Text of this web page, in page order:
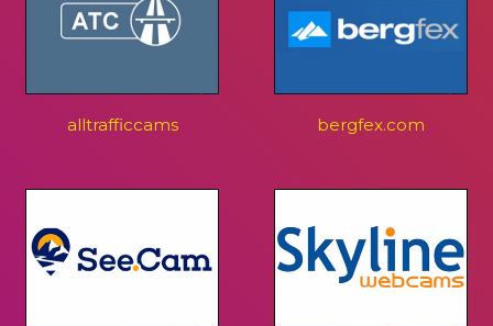
alltrafficcams bergfex.com